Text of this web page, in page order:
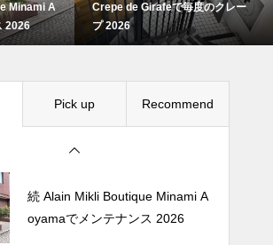
Minami A
2026
Crepe de Girafeで毎度のクレー
プ 2026
Pick up Recommend
Crepe de Girafeで毎度のクレー
プ 2026
続 Alain Mikli Boutique Minami A
oyamaでメンテナンス 2026